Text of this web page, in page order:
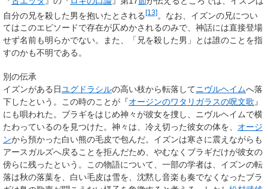
自分の兄を殺した男を抱いたとされる[13]。なお、イズンの兄につい
てはこのエピソードで存在が仄めかされるのみで、神話には直接登場
せず名前も明らかでない。また、「兄を殺した男」とは誰のことを指
すのかも不明である。
別の伝承
イズンがある日ユグドラシルの高い枝から転落してニヴルヘイムへ落
下したという。この時のことが『オージンのワタリガラスの呪文歌 』
にも唄われた。ブラギをはじめ神々が彼女を捜し、ニヴルヘイムで横
たわっているのを見つけた。神々は、冷え切った彼女の体を、 オージ
ンから預かった白い熊の毛皮で包んだ。イズンは寒さに震えながらも
アースガルズへ戻ることを拒んだため、やむなくブラギだけが彼女の
傍らに残ったという。この物語について、一部の学者は、イズンの転
落は秋の落葉を、白い毛皮は雪を、沈黙し音楽も奏でなくなったブラ